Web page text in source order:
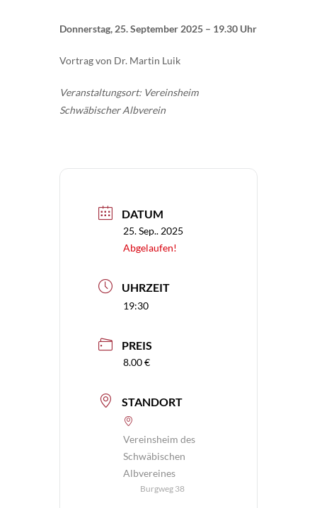
Donnerstag, 25. September 2025 – 19.30 Uhr
Vortrag von Dr. Martin Luik
Veranstaltungsort: Vereinsheim
Schwäbischer Albverein
DATUM
25. Sep.. 2025
Abgelaufen!
UHRZEIT
19:30
PREIS
8.00 €
STANDORT
Vereinsheim des
Schwäbischen
Albvereines
Burgweg 38